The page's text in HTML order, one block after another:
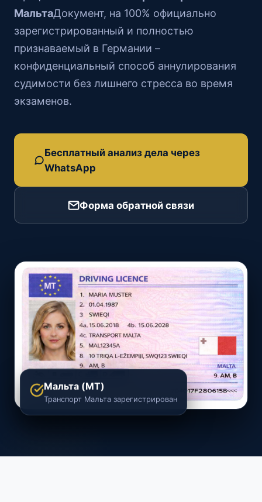
МальтаДокумент, на 100% официально
зарегистрированный и полностью
признаваемый в Германии –
конфиденциальный способ аннулирования
судимости без лишнего стресса во время
экзаменов.
Бесплатный анализ дела через
WhatsApp
Форма обратной связи
Мальта (MT)
Транспорт Мальта зарегистрирован